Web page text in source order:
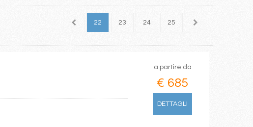
21 22 23 24 25 26
a partire da
€ 685
DETTAGLI